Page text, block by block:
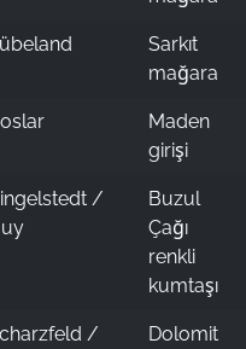
Sarkıt
mağara
Maden
girişi
/
Buzul
Çağı
renkli
kumtaşı
/
Dolomit